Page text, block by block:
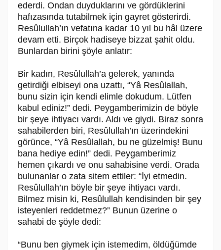
ederdi. Ondan duyduklarını ve gördüklerini
hafızasında tutabilmek için gayret gösterirdi.
Re­sû­lul­lah’ın vefatına kadar 10 yıl bu hâl üzere
devam etti. Birçok hadiseye bizzat şahit oldu.
Bunlardan birini şöyle anlatır:
Bir kadın, Re­sû­lul­lah’a gelerek, yanında
getirdiği elbiseyi ona uzattı, “Yâ Re­sû­lal­lah,
bunu sizin için kendi elimle dokudum. Lütfen
kabul ediniz!” dedi. Pey­gamberi­mi­zin de böyle
bir şeye ihtiyacı vardı. Aldı ve giydi. Biraz sonra
sahabilerden biri, Re­sû­lul­lah’ın üzerindekini
görünce, “Yâ Re­sû­lal­lah, bu ne güzel­miş! Bunu
bana hediye edin!” dedi. Peygamberimiz
hemen çıkardı ve onu sahabisine verdi. Orada
bulunanlar o zata sitem ettiler: “İyi etmedin.
Re­sû­lul­lah’ın böyle bir şeye ihtiyacı vardı.
Bilmez misin ki, Re­sû­lul­lah kendisinden bir şey
isteyenleri reddetmez?” Bunun üzerine o
sahabi de şöyle dedi:
“Bunu ben giy­mek için istemedim, öldüğümde